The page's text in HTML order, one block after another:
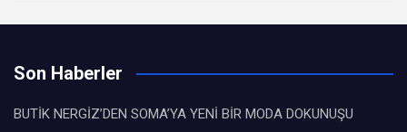
Son Haberler
BUTİK NERGİZ’DEN SOMA’YA YENİ BİR MODA DOKUNUŞU